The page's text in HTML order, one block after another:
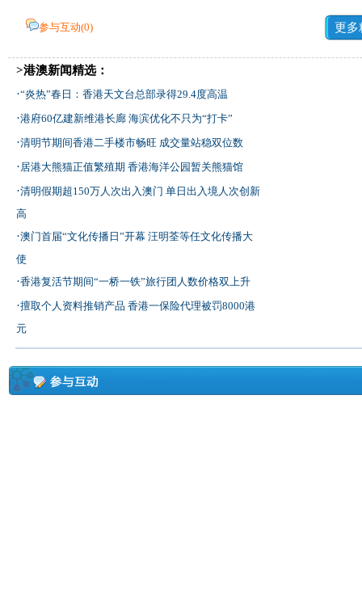
参与互动(0) 更多
>港澳新闻精选：
·“炎热”春日：香港天文台总部录得29.4度高温
·港府60亿建新维港长廊 海滨优化不只为“打卡”
·清明节期间香港二手楼市畅旺 成交量站稳双位数
·居港大熊猫正值繁殖期 香港海洋公园暂关熊猫馆
·清明假期超150万人次出入澳门 单日出入境人次创新
高
·澳门首届“文化传播日”开幕 汪明荃等任文化传播大
使
·香港复活节期间“一桥一铁”旅行团人数价格双上升
·擅取个人资料推销产品 香港一保险代理被罚8000港
元